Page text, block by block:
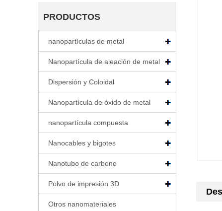
PRODUCTOS
nanopartículas de metal
Nanopartícula de aleación de metal
Dispersión y Coloidal
Nanopartícula de óxido de metal
nanopartícula compuesta
Nanocables y bigotes
Nanotubo de carbono
Polvo de impresión 3D
Otros nanomateriales